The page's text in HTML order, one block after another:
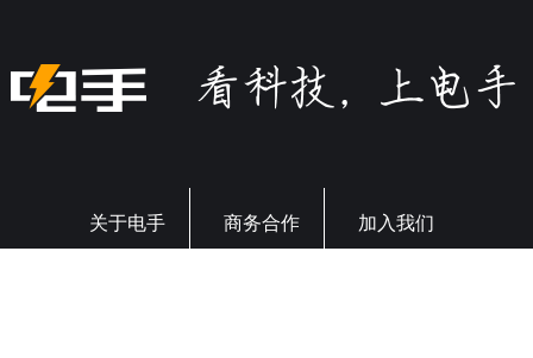
关于电手 商务合作 加入我们